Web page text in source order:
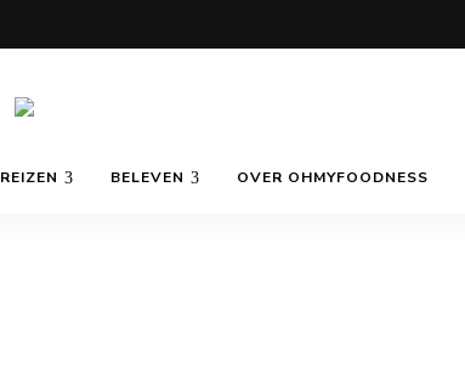
OhMyFoodness
well
Travel
REIZEN BELEVEN OVER OHMYFOODNESS